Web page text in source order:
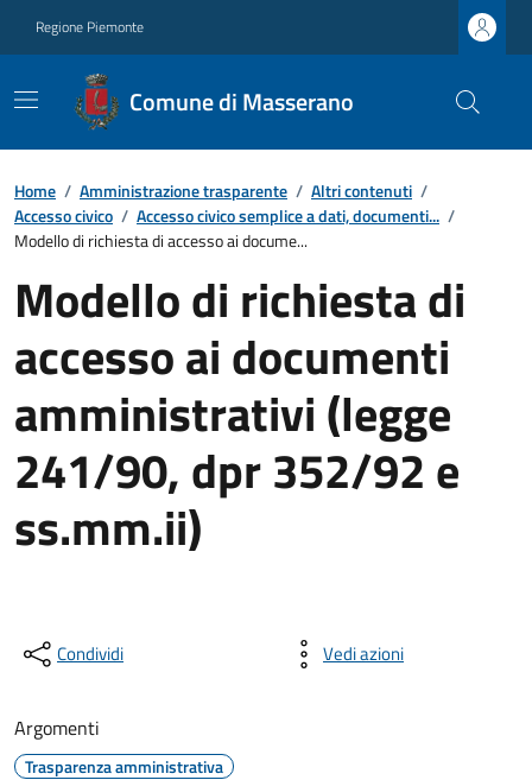
Regione Piemonte
Comune di Masserano
Home / Amministrazione trasparente / Altri contenuti /
Accesso civico / Accesso civico semplice a dati, documenti... /
Modello di richiesta di accesso ai docume...
Modello di richiesta di
accesso ai documenti
amministrativi (legge
241/90, dpr 352/92 e
ss.mm.ii)
Condividi Vedi azioni
Argomenti
Trasparenza amministrativa